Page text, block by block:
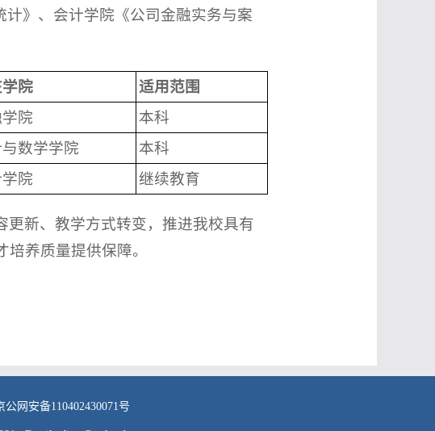
》、会计学院《公司金融实务与案
院
适用范围
院
本科
数学学院
本科
院 继续教育
新、教学方式转变，推进我校具有
养质量提供保障。
公网安备110402430071号